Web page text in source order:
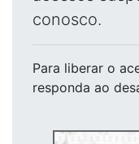
conosco.
Para liberar o
responda ao